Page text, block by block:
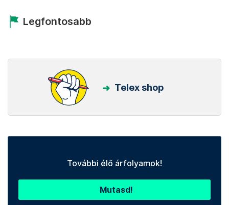
Legfontosabb
Telex shop
További élő árfolyamok!
Mutasd!